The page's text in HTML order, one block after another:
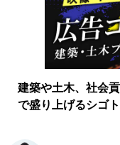
建築や土木、社会
で盛り上げるシゴト